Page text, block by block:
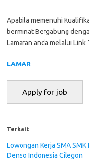
Aраbіlа memenuhi
berminat Bergabung
Lamaran anda melalui Link
LAMAR
Terkait
Lowongan Kerja SMA SMK
Denso Indonesia Cilegon